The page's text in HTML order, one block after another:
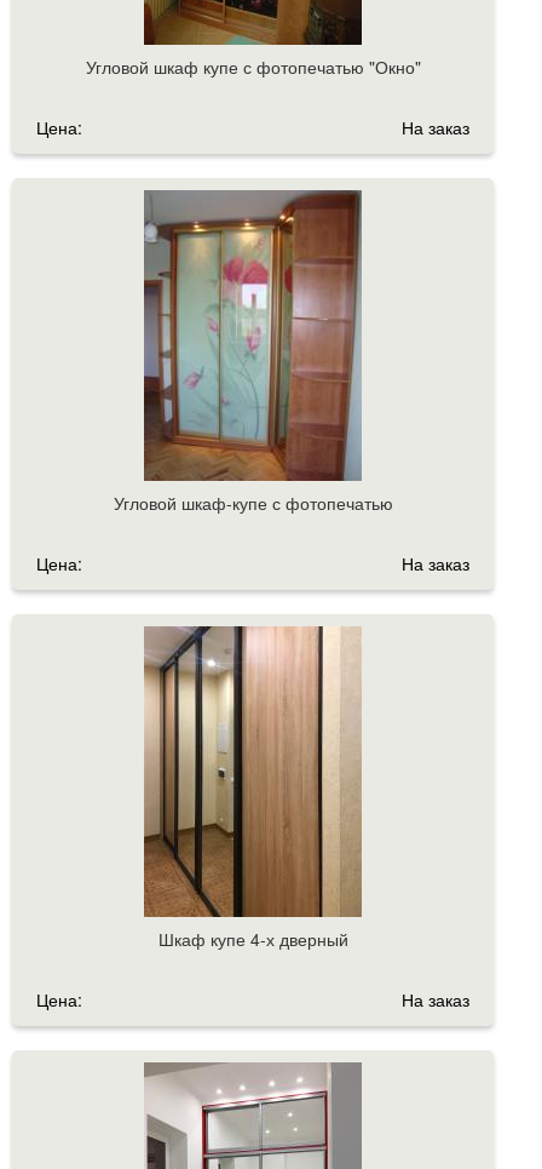
Угловой шкаф купе с фотопечатью "Окно"
Цена: На заказ
Угловой шкаф-купе с фотопечатью
Цена: На заказ
Шкаф купе 4-х дверный
Цена: На заказ